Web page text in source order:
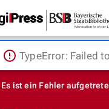
TypeError: Failed
Es ist ein Fehler